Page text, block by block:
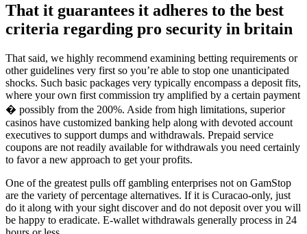
That it guarantees it adheres to the best
criteria regarding pro security in britain
That said, we highly recommend examining betting requirements or
other guidelines very first so you’re able to stop one unanticipated
shocks. Such basic packages very typically encompass a deposit fits,
where your own first commission try amplified by a certain payment
� possibly from the 200%. Aside from high limitations, superior
casinos have customized banking help along with devoted account
executives to support dumps and withdrawals. Prepaid service
coupons are not readily available for withdrawals you need certainly
to favor a new approach to get your profits.
One of the greatest pulls off gambling enterprises not on GamStop
are the variety of percentage alternatives. If it is Curacao-only, just
do it along with your sight discover and do not deposit over you will
be happy to eradicate. E-wallet withdrawals generally process in 24